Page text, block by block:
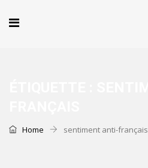
Home sentiment anti-français